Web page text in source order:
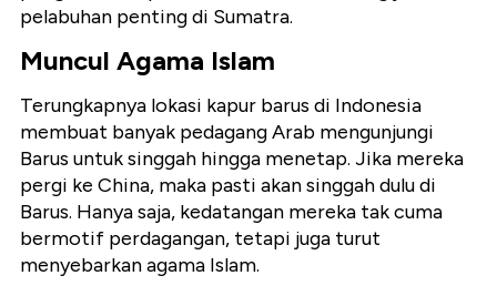
pelabuhan penting di Sumatra.
Muncul Agama Islam
Terungkapnya lokasi kapur barus di Indonesia
membuat banyak pedagang Arab mengunjungi
Barus untuk singgah hingga menetap. Jika mereka
pergi ke China, maka pasti akan singgah dulu di
Barus. Hanya saja, kedatangan mereka tak cuma
bermotif perdagangan, tetapi juga turut
menyebarkan agama Islam.